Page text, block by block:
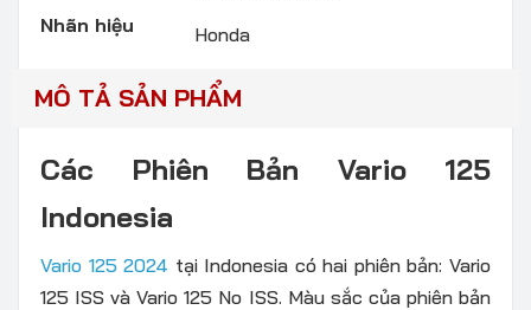
Nhãn hiệu
Honda
MÔ TẢ SẢN PHẨM
Các Phiên Bản Vario 125
Indonesia
Vario 125 2024 tại Indonesia có hai phiên bản: Vario
125 ISS và Vario 125 No ISS. Màu sắc của phiên bản